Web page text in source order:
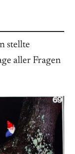
­stellte
aller ­Fragen